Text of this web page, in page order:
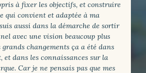
à fixer les objectifs, et construire
qui convient et adaptée à ma
aussi dans la démarche de sortir
avec une vision beaucoup plus
changements ça a été dans
et dans les connaissances sur la
Car je ne pensais pas que mes